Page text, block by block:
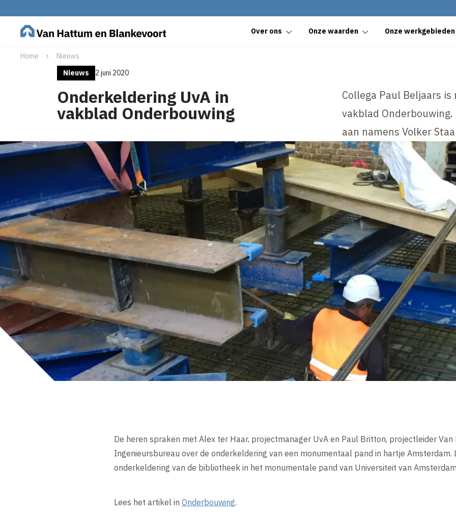
Over ons Onze waarden Onze werkgebieden
Home
Nieuws
Nieuws
2 juni 2020
Onderkeldering UvA in
vakblad Onderbouwing
Collega Paul Beljaars
vakblad
aan namens Volker
De heren spraken met Alex ter Haar, projectmanager UvA en Paul Britton, projectleider Van
Ingenieursbureau over de onderkeldering van een monumentaal pand in hartje Amsterdam.
onderkeldering van de bibliotheek in het monumentale pand van Universiteit van
Lees het artikel in Onderbouwing.